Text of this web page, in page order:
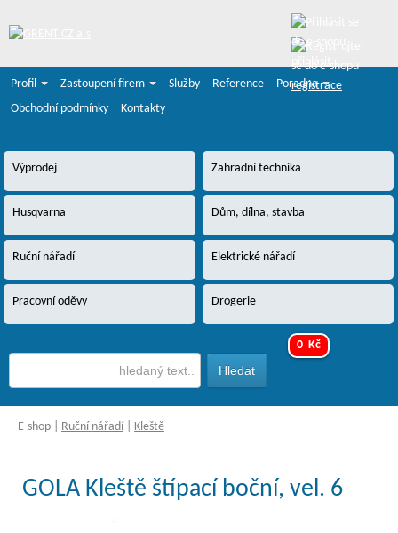
registrace
Profil
Zastoupení firem Služby Reference
Poradna
Obchodní podmínky
Kontakty
Výprodej Zahradní technika
Husqvarna Dům, dílna, stavba
Ruční nářadí Elektrické nářadí
Pracovní oděvy Drogerie
0 Kč
E-shop Ruční nářadí Kleště
GOLA Kleště štípací boční, vel. 6